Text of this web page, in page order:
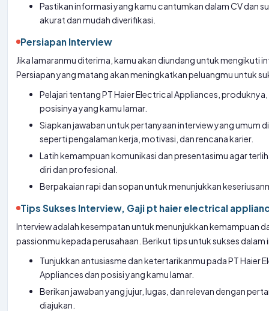
Pastikan informasi yang kamu cantumkan dalam CV dan
akurat dan mudah diverifikasi.
Persiapan Interview
Jika lamaranmu diterima, kamu akan diundang untuk mengikuti
Persiapan yang matang akan meningkatkan peluangmu untuk
Pelajari tentang PT Haier Electrical Appliances,
posisinya yang kamu lamar.
Siapkan jawaban untuk pertanyaan interview yang umum
seperti pengalaman kerja, motivasi, dan rencana karier.
Latih kemampuan komunikasi dan presentasimu agar
diri dan profesional.
Berpakaian rapi dan sopan untuk menunjukkan
Tips Sukses Interview, Gaji pt haier electrical
Interview adalah kesempatan untuk menunjukkan kemampuan
passionmu kepada perusahaan. Berikut tips untuk sukses dalam
Tunjukkan antusiasme dan ketertarikanmu pada PT Haier
Appliances dan posisi yang kamu lamar.
Berikan jawaban yang jujur, lugas, dan relevan dengan
diajukan.